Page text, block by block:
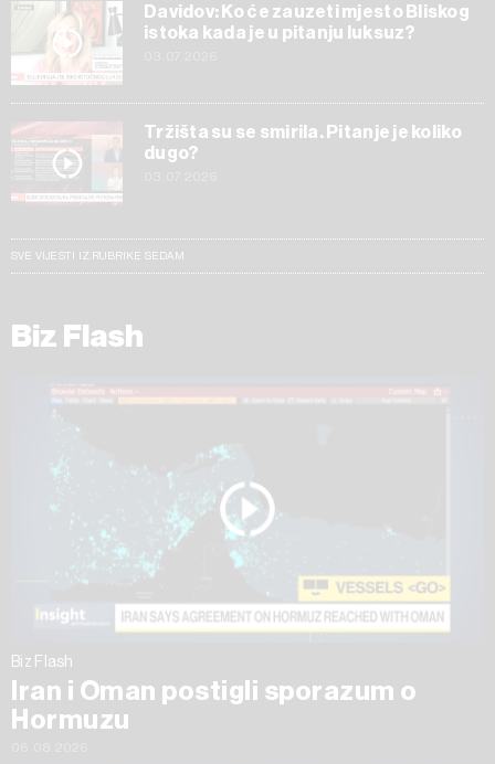
Davidov: Ko će zauzeti mjesto Bliskog
istoka kada je u pitanju luksuz?
Tržišta su se smirila. Pitanje je koliko
dugo?
SVE VIJESTI IZ RUBRIKE SEDAM
Biz Flash
Biz Flash
Iran i Oman postigli sporazum o
Hormuzu